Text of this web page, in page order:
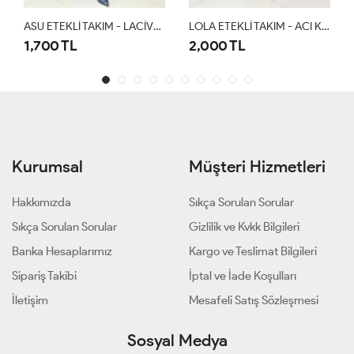
ASU ETEKLİ TAKIM - LACİVERT
1,700 TL
LOLA ETEKLİ TAKIM - ACI KAHVE
2,000 TL
Kurumsal
Hakkımızda
Sıkça Sorulan Sorular
Banka Hesaplarımız
Sipariş Takibi
İletişim
Müşteri Hizmetleri
Sıkça Sorulan Sorular
Gizlilik ve Kvkk Bilgileri
Kargo ve Teslimat Bilgileri
İptal ve İade Koşulları
Mesafeli Satış Sözleşmesi
Sosyal Medya